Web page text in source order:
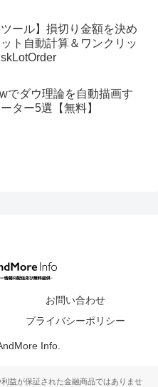
ツール】損切り金額を決め
ト自動計算＆ワンクリッ
でダウ理論を自動描画す
ター5選【無料】
お問い合わせ
プライバシーポリシー
Info.
益が保証された金融商品ではありませ